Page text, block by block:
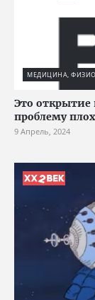
МЕДИЦИНА,
Это
проблему
9 Апрель, 2024